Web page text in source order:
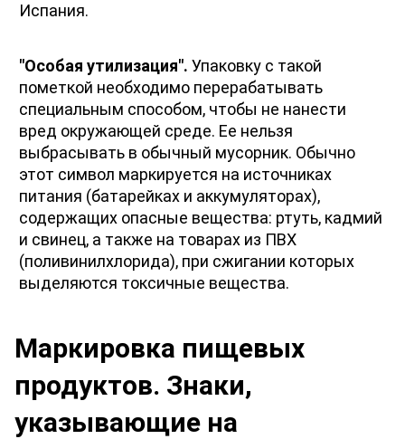
Испания.
"Особая утилизация". Упаковку с такой
пометкой необходимо перерабатывать
специальным способом, чтобы не нанести
вред окружающей среде. Ее нельзя
выбрасывать в обычный мусорник. Обычно
этот символ маркируется на источниках
питания (батарейках и аккумуляторах),
содержащих опасные вещества: ртуть, кадмий
и свинец, а также на товарах из ПВХ
(поливинилхлорида), при сжигании которых
выделяются токсичные вещества.
Маркировка пищевых
продуктов. Знаки,
указывающие на